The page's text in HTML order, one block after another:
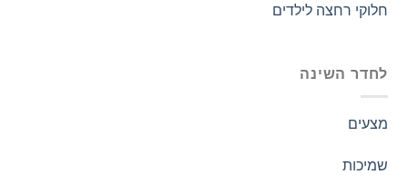
חלוקי רחצה לילדים
לחדר השינה
מצעים
שמיכות